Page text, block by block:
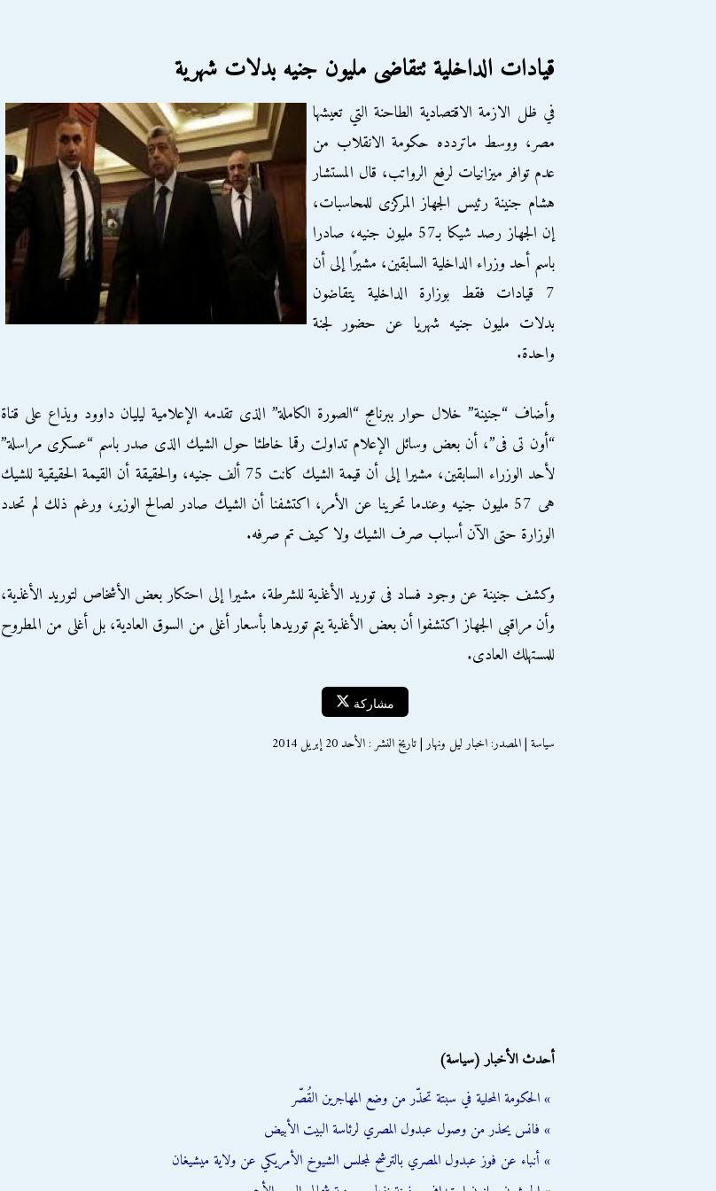
قيادات الداخلية تتقاضى مليون جنيه بدلات شهرية
في ظل الازمة الاقتصادية الطاحنة التي تعيشها
مصر، ووسط ماتردده حكومة الانقلاب من
عدم توافر ميزانيات لرفع الرواتب، قال المستشار
هشام جنينة رئيس الجهاز المركزى للمحاسبات،
إن الجهاز رصد شيكا بـ57 مليون جنيه، صادرا
باسم أحد وزراء الداخلية السابقين، مشيرًا إلى أن
7 قيادات فقط بوزارة الداخلية يتقاضون
بدلات مليون جنيه شهريا عن حضور لجنة
واحدة.
وأضاف “جنينة” خلال حوار ببرنامج “الصورة الكاملة” الذى تقدمه الإعلامية ليليان داوود ويذاع على قناة
“أون تى فى”، أن بعض وسائل الإعلام تداولت رقما خاطئا حول الشيك الذى صدر باسم “عسكرى مراسلة”
لأحد الوزراء السابقين، مشيرا إلى أن قيمة الشيك كانت 75 ألف جنيه، والحقيقة أن القيمة الحقيقية للشيك
هى 57 مليون جنيه وعندما تحرينا عن الأمر، اكتشفنا أن الشيك صادر لصالح الوزير، ورغم ذلك لم تحدد
الوزارة حتى الآن أسباب صرف الشيك ولا كيف تم صرفه.
وكشف جنينة عن وجود فساد فى توريد الأغذية للشرطة، مشيرا إلى احتكار بعض الأشخاص لتوريد الأغذية،
وأن مراقبى الجهاز اكتشفوا أن بعض الأغذية يتم توريدها بأسعار أغلى من السوق العادية، بل أغلى من المطروح
للمستهلك العادى.
مشاركة
سياسة | المصدر: اخبار ليل ونهار | تاريخ النشر : الأحد 20 إبريل 2014
أحدث الأخبار (سياسة)
» الحكومة المحلية في سبتة تحذّر من وضع المهاجرين القُصّر
» فانس يحذر من وصول عبدول المصري لرئاسة البيت الأبيض
» أنباء عن فوز عبدول المصري بالترشح لمجلس الشيوخ الأمريكي عن ولاية ميشيغان